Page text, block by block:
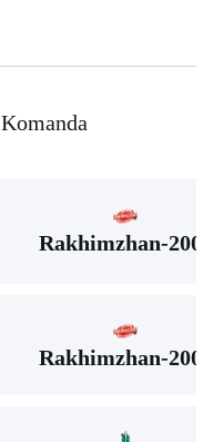
Komanda
Rakhimzhan-2009
Rakhimzhan-2009